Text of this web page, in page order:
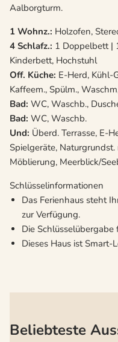
Aalborgturm.
1 Wohnz.: Holzofen,
4 Schlafz.: 1 Doppelbett |
Kinderbett, Hochstuhl
Off. Küche: E-Herd, Kühl-
Kaffeem., Spülm.,
Bad: WC, Waschb.,
Bad: WC, Waschb.
Und: Überd. Terrasse, E-
Spielgeräte,
Möblierung, Meerblick/
Schlüsselinformationen
Das Ferienhaus steht
zur Verfügung.
Die
Dieses Haus ist Smart-
Beliebteste